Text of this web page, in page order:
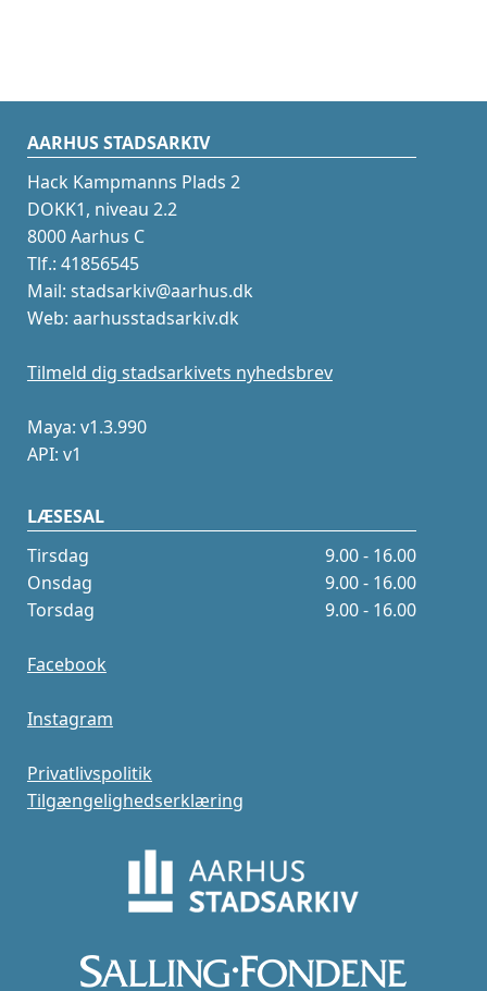
AARHUS STADSARKIV
Hack Kampmanns Plads 2
DOKK1, niveau 2.2
8000 Aarhus C
Tlf.: 41856545
Mail: stadsarkiv@aarhus.dk
Web: aarhusstadsarkiv.dk
Tilmeld dig stadsarkivets nyhedsbrev
Maya: v1.3.990
API: v1
LÆSESAL
Tirsdag
9.00 - 16.00
Onsdag
9.00 - 16.00
Torsdag
9.00 - 16.00
Facebook
Instagram
Privatlivspolitik
Tilgængelighedserklæring